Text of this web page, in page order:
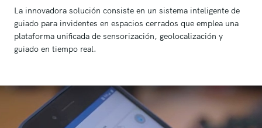
La innovadora solución consiste en un sistema inteligente de
guiado para invidentes en espacios cerrados que emplea una
plataforma unificada de sensorización, geolocalización y
guiado en tiempo real.